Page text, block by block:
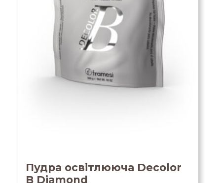
Пудра освітлююча Decolor
B Diamond